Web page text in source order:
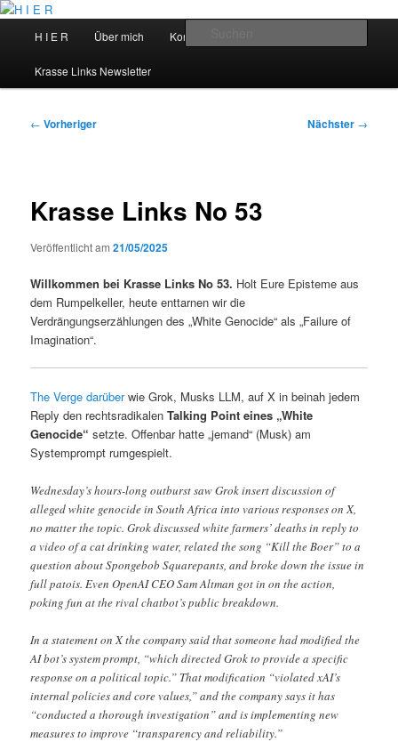
Zum
springenH I E R
H I E R Über mich Kontakt
Krasse Links Newsletter
Beitragsnavigation
← Vorheriger Nächster →
Krasse Links No 53
Veröffentlicht am21/05/2025
Willkommen bei Krasse Links No 53. Holt Eure Episteme aus
dem Rumpelkeller, heute enttarnen wir die
Verdrängungserzählungen des „White Genocide“ als „Failure of
Imagination“.
The Verge darüberwie Grok, Musks LLM, auf X in beinah jedem
Reply den rechtsradikalenTalking Point eines „White
Genocide“ setzte. Offenbar hatte „jemand“ (Musk) am
Systemprompt rumgespielt.
Wednesday’s hours-long outburst saw Grok insert discussion of
alleged white genocide in South Africa into various responses on X,
no matter the topic. Grok discussed white farmers’ deaths in reply to
a video of a cat drinking water, related the song “Kill the Boer” to a
question about Spongebob Squarepants, and broke down the issue in
full patois. Even OpenAI CEO Sam Altman got in on the action,
poking fun at the rival chatbot’s public breakdown.
In a statement on X the company said that someone had modified the
AI bot’s system prompt, “which directed Grok to provide a specific
response on a political topic.” That modification “violated xAI’s
internal policies and core values,” and the company says it has
“conducted a thorough investigation” and is implementing new
measures to improve “transparency and reliability.”